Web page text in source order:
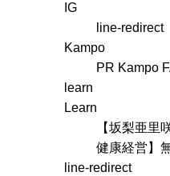
IG
line-redirect
Kampo
PR Kampo
learn
Learn
【坂梨亜里
健康経営】
line-redirect